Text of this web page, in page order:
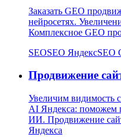
Заказать GEO
нейросетях.
Комплексное GEO
SEOSEO ЯндексSEO
Продвижение
Увеличим видимость
AI Яндекса: поможем
ИИ. Продвижение
Яндекса